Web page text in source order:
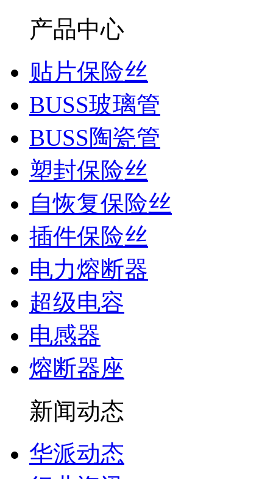
产品中心
贴片保险丝
BUSS玻璃管
BUSS陶瓷管
塑封保险丝
自恢复保险丝
插件保险丝
电力熔断器
超级电容
电感器
熔断器座
新闻动态
华派动态